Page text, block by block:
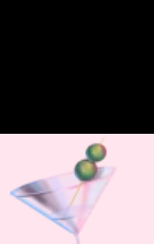
Grasz w trybie demo.